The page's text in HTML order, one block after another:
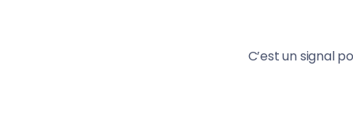
C’est un signal